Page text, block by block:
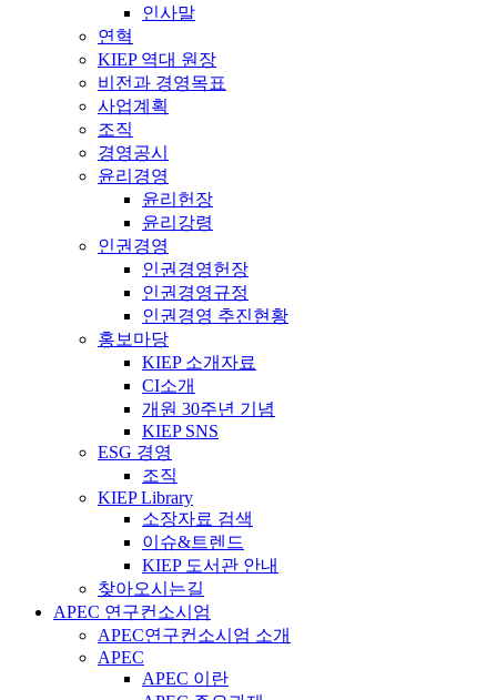
인사말
연혁
KIEP 역대 원장
비전과 경영목표
사업계획
조직
경영공시
윤리경영
윤리헌장
윤리강령
인권경영
인권경영헌장
인권경영규정
인권경영 추진현황
홍보마당
KIEP 소개자료
CI소개
개원 30주년 기념
KIEP SNS
ESG 경영
조직
KIEP Library
소장자료 검색
이슈&트렌드
KIEP 도서관 안내
찾아오시는길
APEC 연구컨소시엄
APEC연구컨소시엄 소개
APEC
APEC 이란